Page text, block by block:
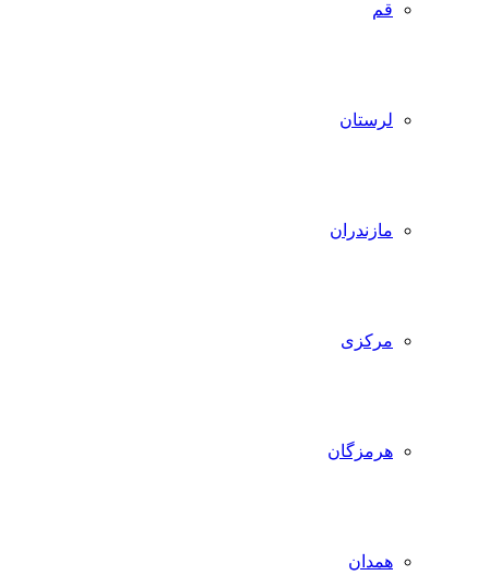
قم
لرستان
مازندران
مرکزی
هرمزگان
همدان